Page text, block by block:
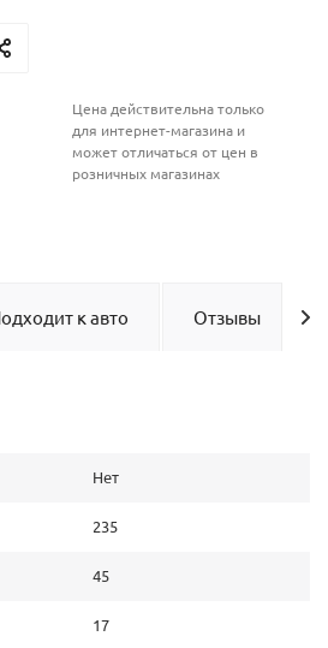
Цена действительна только
для интернет-магазина и
может отличаться от цен в
розничных магазинах
к авто Отзывы
Нет
235
45
17